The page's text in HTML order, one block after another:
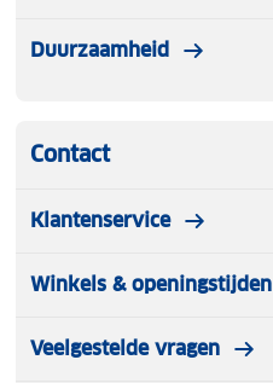
Duurzaamheid
Contact
Klantenservice
Winkels & openingstijden
Veelgestelde vragen